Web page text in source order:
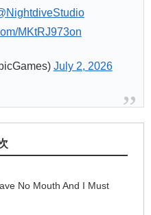
MKtRJ973on
July 2, 2026
No Mouth And I Must